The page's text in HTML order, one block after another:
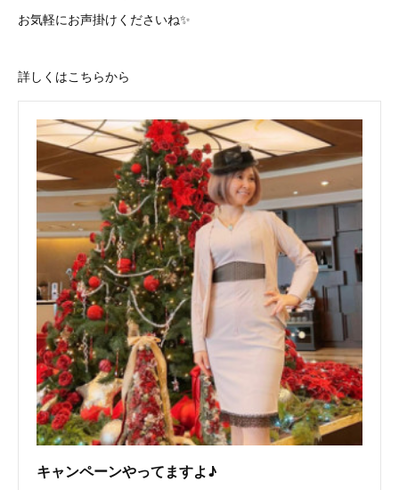
お気軽にお声掛けくださいね✨
詳しくはこちらから
キャンペーンやってますよ♪